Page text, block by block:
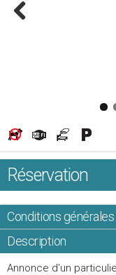
Réservation
Conditions
Description
Annonce d'un